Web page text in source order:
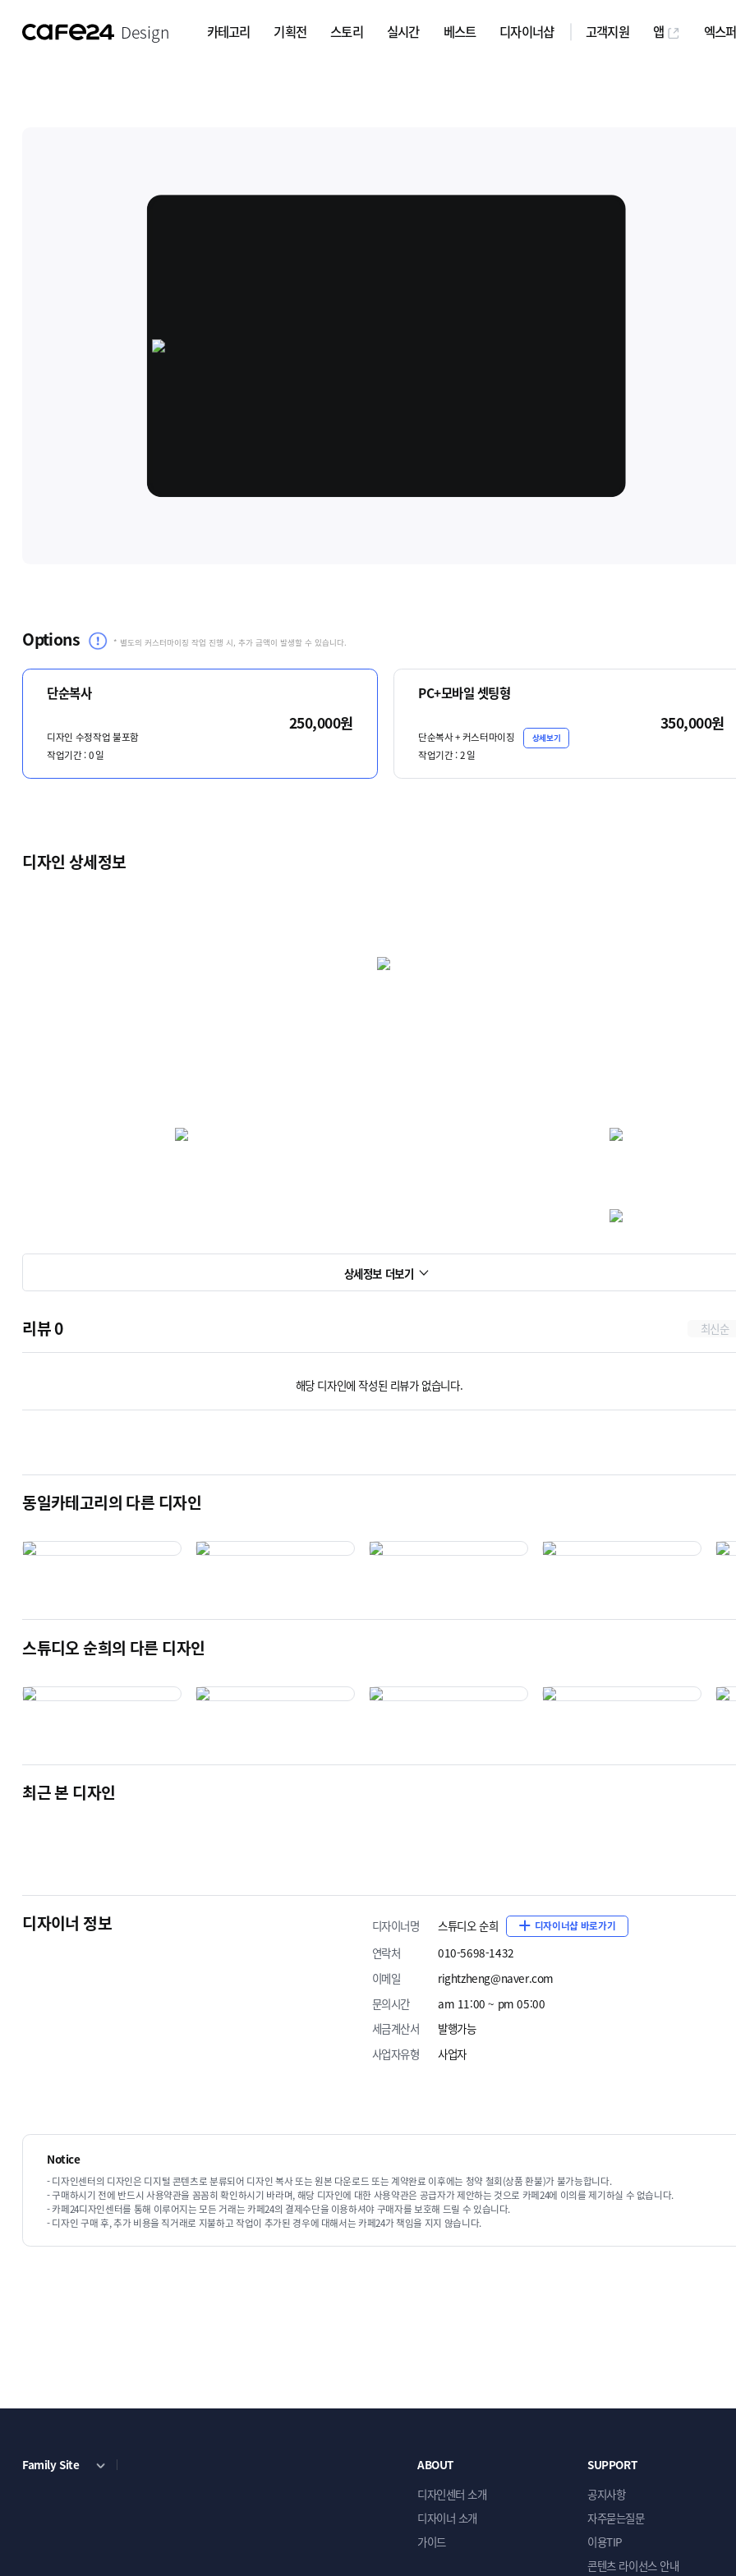
Design 카테고리 기획전 스토리 실시간 베스트 디자이너샵 고객지원 앱 엑스
Options * 별도의 커스터마이징 작업 진행 시, 추가 금액이 발생할 수 있습니다.
단순복사
디자인 수정작업 불포함
작업기간 :0일
250,000원
PC+모바일 셋팅형
단순복사 + 커스터마이징 상세보기
작업기간 :2일
350,000원
디자인 상세정보
1. 상점로고 주문서 작성시 로고파일을 첨부해주시면 바꾸어 드립니다.
2. 상품카테고리 고객님께서 원하시는 상품 카테고리로 변경 해 드립니다. - 추후 고객님께서 관리자 화면을 통해 수정
상세정보 더보기
리뷰0 최신순
해당 디자인에 작성된 리뷰가 없습니다.
동일카테고리의 다른 디자인
스튜디오 순희의 다른 디자인
최근 본 디자인
디자이너 정보 디자이너명 스튜디오 순희 디자이너샵 바로가기
연락처
010-5698-1432
이메일
rightzheng@naver.com
문의시간
am 11:00 ~ pm 05:00
세금계산서
발행가능
사업자유형
사업자
Notice
- 디자인센터의 디자인은 디지털 콘텐츠로 분류되어 디자인 복사 또는 원본 다운로드 또는 계약완료 이후에는 청약 철회(상품 환불)가 불가능합니다.
- 구매하시기 전에 반드시 사용약관을 꼼꼼히 확인하시기 바라며, 해당 디자인에 대한 사용약관은 공급자가 제안하는 것으로 카페24에 이의를 제기하실 수 없습니다.
- 카페24디자인센터를 통해 이루어지는 모든 거래는 카페24의 결제수단을 이용하셔야 구매자를 보호해 드릴 수 있습니다.
- 디자인 구매 후, 추가 비용을 직거래로 지불하고 작업이 추가된 경우에 대해서는 카페24가 책임을 지지 않습니다.
Family Site
ABOUT
디자인센터 소개
디자이너 소개
가이드
SUPPORT
공지사항
자주묻는질문
이용TIP
콘텐츠 라이선스 안내